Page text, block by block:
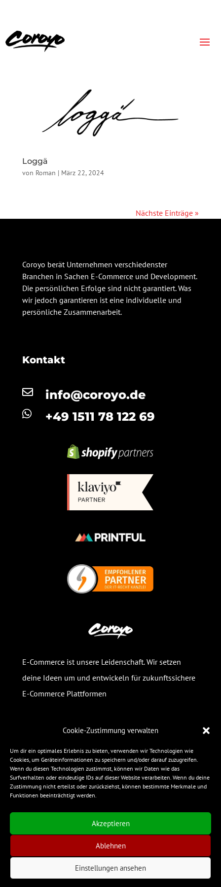
Cookie-Zustimmung verwalten
Um dir ein optimales Erlebnis zu bieten, verwenden wir Technologien wie
Cookies, um Geräteinformationen zu speichern und/oder darauf zuzugreifen.
Wenn du diesen Technologien zustimmst, können wir Daten wie das
Surfverhalten oder eindeutige IDs auf dieser Website verarbeiten. Wenn du deine
Zustimmung nicht erteilst oder zurückziehst, können bestimmte Merkmale und
Funktionen beeinträchtigt werden.
Akzeptieren
Ablehnen
Einstellungen ansehen
Loggä
von Roman | März 22, 2024
Nächste Einträge »
Coroyo berät Unternehmen verschiedenster
Branchen in Sachen E-Commerce und Development.
Die persönlichen Erfolge sind nicht garantiert. Was
wir jedoch garantieren ist eine individuelle und
persönliche Zusammenarbeit.
Kontakt
 info@coroyo.de
 +49 1511 78 122 69
E-Commerce ist unsere Leidenschaft. Wir setzen
deine Ideen um und entwickeln für zukunftssichere
E-Commerce Plattformen
Infos
Impressum
Datenschutz
Einwilligungen widerrufen